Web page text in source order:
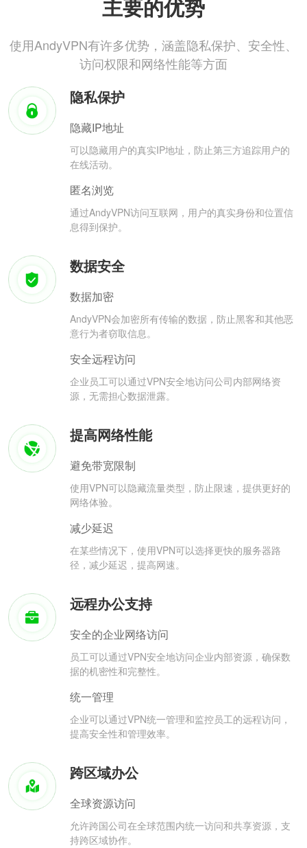
主要的优势
使用AndyVPN有许多优势，涵盖隐私保护、安全性、
访问权限和网络性能等方面
隐私保护
隐藏IP地址
可以隐藏用户的真实IP地址，防止第三方追踪用户的
在线活动。
匿名浏览
通过AndyVPN访问互联网，用户的真实身份和位置信
息得到保护。
数据安全
数据加密
AndyVPN会加密所有传输的数据，防止黑客和其他恶
意行为者窃取信息。
安全远程访问
企业员工可以通过VPN安全地访问公司内部网络资
源，无需担心数据泄露。
提高网络性能
避免带宽限制
使用VPN可以隐藏流量类型，防止限速，提供更好的
网络体验。
减少延迟
在某些情况下，使用VPN可以选择更快的服务器路
径，减少延迟，提高网速。
远程办公支持
安全的企业网络访问
员工可以通过VPN安全地访问企业内部资源，确保数
据的机密性和完整性。
统一管理
企业可以通过VPN统一管理和监控员工的远程访问，
提高安全性和管理效率。
跨区域办公
全球资源访问
允许跨国公司在全球范围内统一访问和共享资源，支
持跨区域协作。